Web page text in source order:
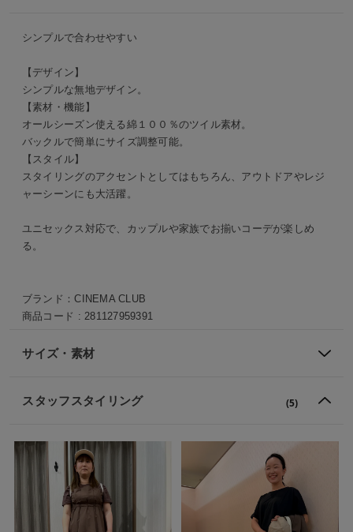
シンプルで合わせやすい
【デザイン】
シンプルな無地デザイン。
【素材・機能】
オールシーズン使える綿１００％のツイル素材。
バックルで簡単にサイズ調整可能。
【スタイル】
スタイリングのアクセントとしてはもちろん、アウトドアやレジ
ャーシーンにも大活躍。
ユニセックス対応で、カップルや家族でお揃いコーデが楽しめ
る。
ブランド：CINEMA CLUB
商品コード :281127959391
サイズ・素材
スタッフスタイリング (5)